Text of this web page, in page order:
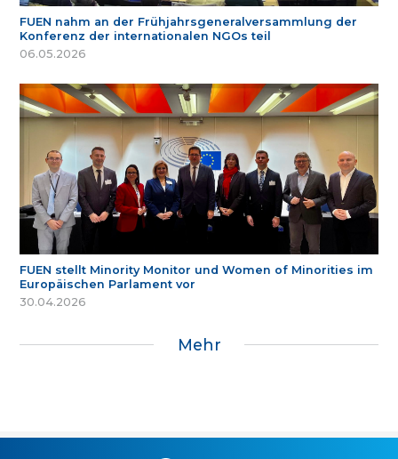
FUEN nahm an der Frühjahrsgeneralversammlung der
Konferenz der internationalen NGOs teil
06.05.2026
FUEN stellt Minority Monitor und Women of Minorities im
Europäischen Parlament vor
30.04.2026
Mehr